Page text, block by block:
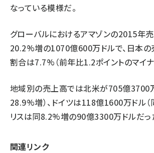
なっている模様だ。
グローバルにおけるアマゾンの2015年
20.2%増の1070億600万ドルで、日本
割合は7.7%（前年比1.2ポイントのマイナ
地域別の売上高では北米が705億3700
28.9%増）、ドイツは118億1600万ドル（
リスは同8.2%増の90億3300万ドルだっ
関連リンク